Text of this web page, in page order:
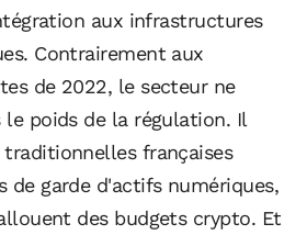
aux infrastructures
Contrairement aux
de 2022, le secteur ne
le poids de la régulation. Il
françaises
de garde d'actifs numériques,
des budgets crypto. Et